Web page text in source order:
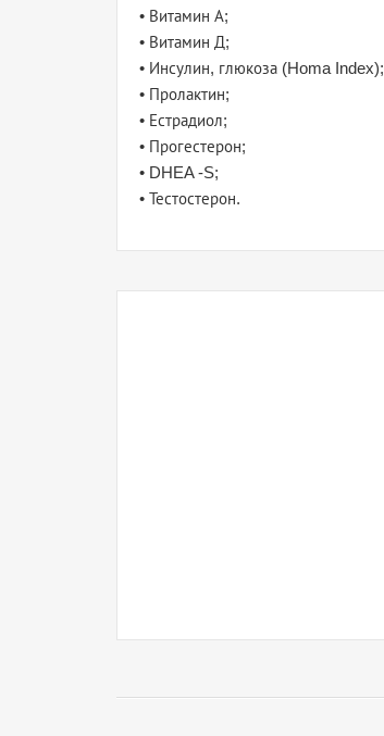
• Витамин А;
• Витамин Д;
• Инсулин, глюкоза (Homa Index);
• Пролактин;
• Естрадиол;
• Прогестерон;
• DHEA -S;
• Тестостерон.